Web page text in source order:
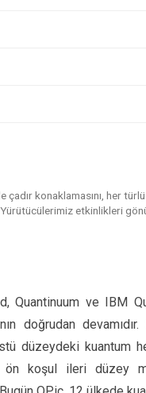
çadır konaklamasını, her
etkinlikleri
Quantinuum ve IBM
doğrudan
düzeydeki kuantum
koşul ileri düzey